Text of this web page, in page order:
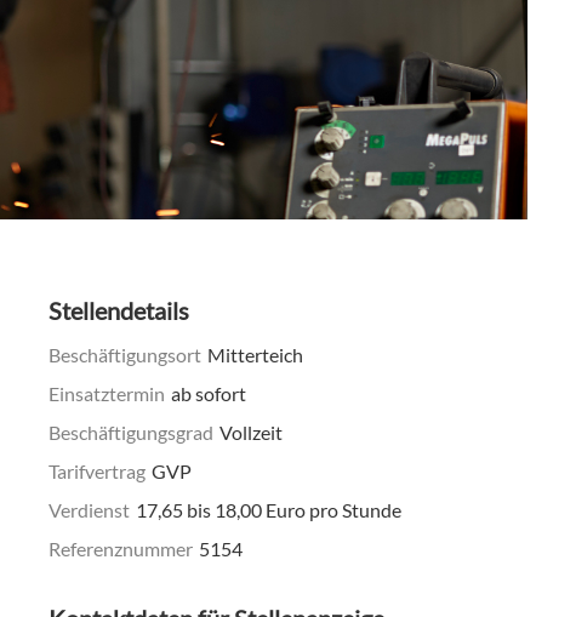
Stellendetails
Beschäftigungsort Mitterteich
Einsatztermin ab sofort
Beschäftigungsgrad Vollzeit
Tarifvertrag GVP
Verdienst 17,65 bis 18,00 Euro pro Stunde
Referenznummer 5154